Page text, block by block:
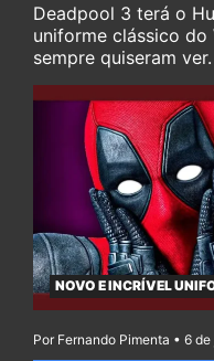
Deadpool 3 terá o
uniforme clássico
sempre quiseram ver.
NOVO E INCRÍVEL
Por Fernando Pimenta • 6